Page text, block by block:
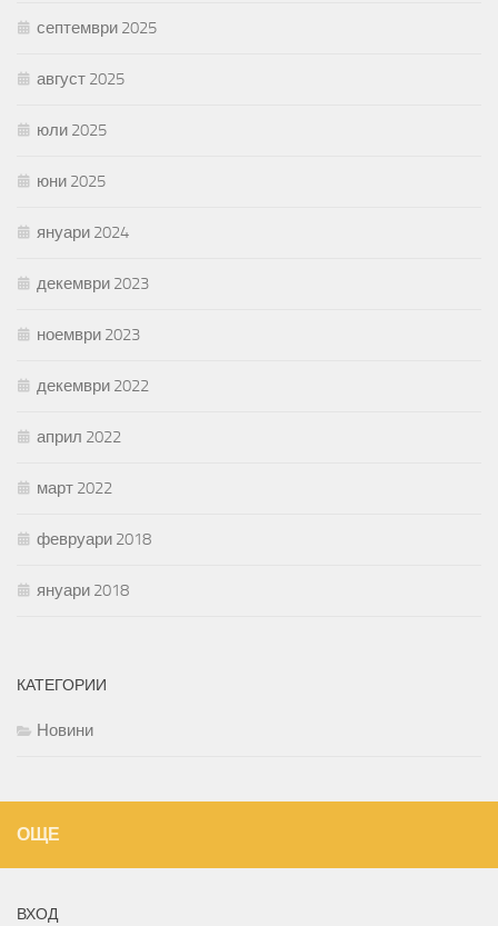
септември 2025
август 2025
юли 2025
юни 2025
януари 2024
декември 2023
ноември 2023
декември 2022
април 2022
март 2022
февруари 2018
януари 2018
КАТЕГОРИИ
Новини
ОЩЕ
ВХОД